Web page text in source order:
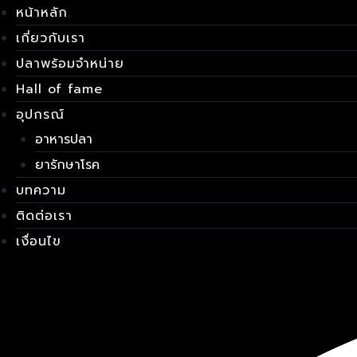
Skip
to
content
หน้าหลัก
เกี่ยวกับเรา
ปลาพร้อมจำหน่าย
Hall of fame
อุปกรณ์
อาหารปลา
ยารักษาโรค
บทความ
ติดต่อเรา
เงื่อนไข
เมนู